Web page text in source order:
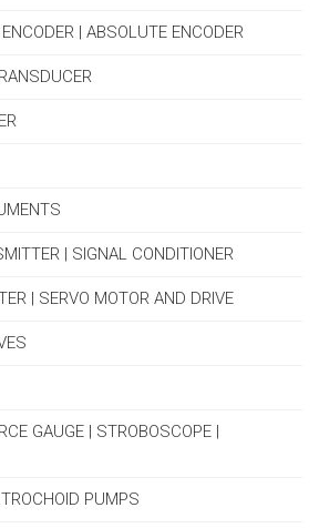
| ABSOLUTE ENCODER
| SIGNAL CONDITIONER
| SERVO MOTOR AND DRIVE
GAUGE | STROBOSCOPE |
PUMPS